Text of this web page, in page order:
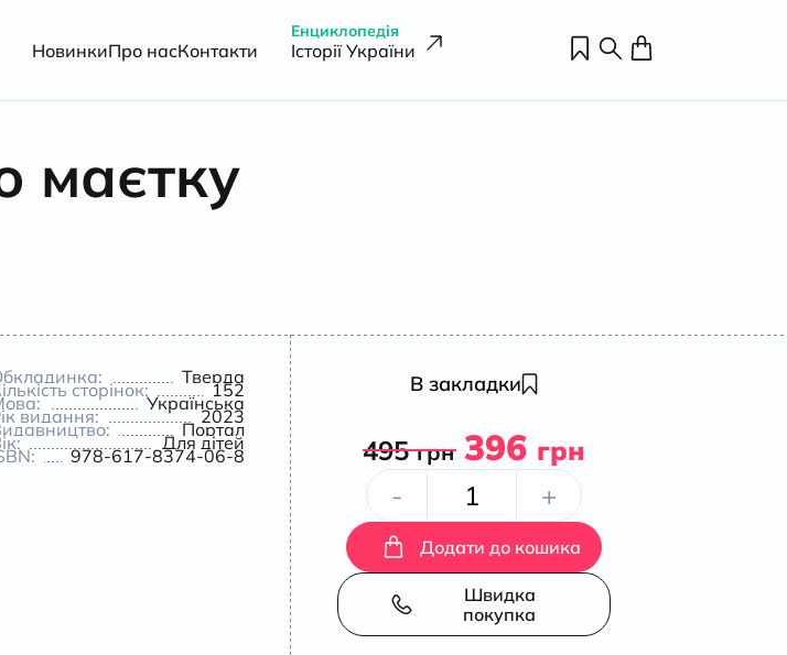
НовинкиПро насКонтакти
Енциклопедія
Історії України
маєтку
Тверда
сторінок: 152
Українська
видання: 2023
Портал
Для дітей
978-617-8374-06-8
В закладки
495грн 396 грн
-
Принцеса
зі
старого
+
Додати до кошика
Швидка
покупка